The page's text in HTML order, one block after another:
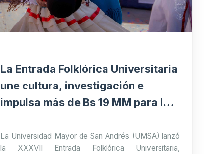
La Entrada Folklórica Universitaria
une cultura, investigación e
impulsa más de Bs 19 MM para la
economía paceña
La Universidad Mayor de San Andrés (UMSA) lanzó
la XXXVII Entrada Folklórica Universitaria,